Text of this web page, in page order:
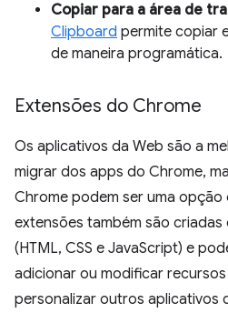
Copiar para a área de
Clipboard permite copiar
de maneira programática.
Extensões do Chrome
Os aplicativos da Web são a
migrar dos apps do Chrome,
Chrome podem ser uma opção
extensões também são
(HTML, CSS e JavaScript) e
adicionar ou modificar
personalizar outros aplicativos